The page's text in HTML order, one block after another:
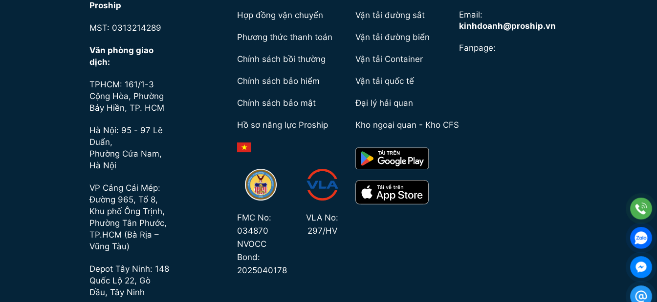
Proship
MST: 0313214289
Văn phòng giao
dịch:
TPHCM: 161/1-3
Cộng Hòa, Phường
Bảy Hiền, TP. HCM
Hà Nội: 95 - 97 Lê
Duẩn,
Phường Cửa Nam,
Hà Nội
VP Cảng Cái Mép:
Đường 965, Tổ 8,
Khu phố Ông Trịnh,
Phường Tân Phước,
TP.HCM (Bà Rịa –
Vũng Tàu)
Depot Tây Ninh: 148
Quốc Lộ 22, Gò
Dầu, Tây Ninh
Hợp đồng vận chuyển
Phương thức thanh toán
Chính sách bồi thường
Chính sách bảo hiểm
Chính sách bảo mật
Hồ sơ năng lực Proship
FMC No:
034870
NVOCC
Bond:
2025040178
VLA No:
297/HV
Vận tải đường sắt
Vận tải đường biển
Vận tải Container
Vận tải quốc tế
Đại lý hải quan
Kho ngoại quan - Kho CFS
Email:
kinhdoanh@proship.vn
Fanpage: